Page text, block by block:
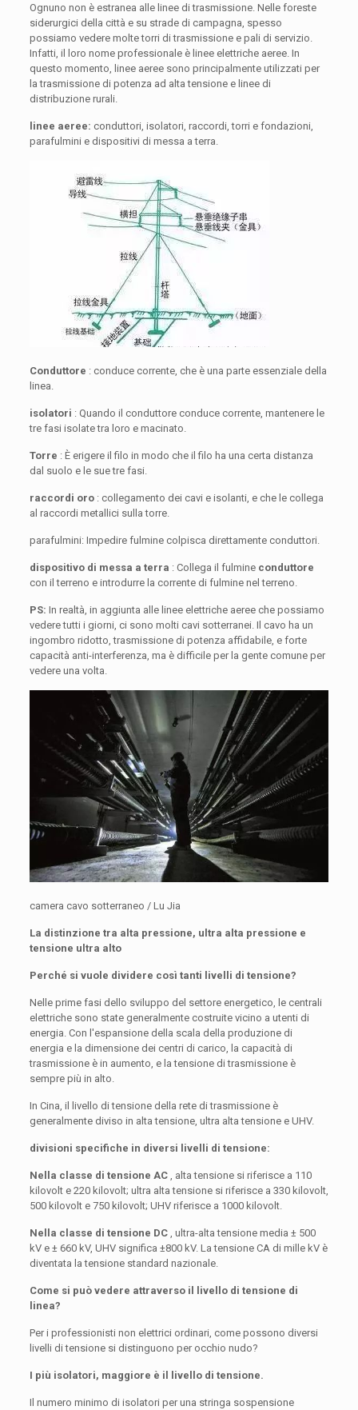
Ognuno non è estranea alle linee di trasmissione. Nelle foreste
siderurgici della città e su strade di campagna, spesso
possiamo vedere molte torri di trasmissione e pali di servizio.
Infatti, il loro nome professionale è linee elettriche aeree. In
questo momento, linee aeree sono principalmente utilizzati per
la trasmissione di potenza ad alta tensione e linee di
distribuzione rurali.
linee aeree: conduttori, isolatori, raccordi, torri e fondazioni,
parafulmini e dispositivi di messa a terra.
Conduttore : conduce corrente, che è una parte essenziale della
linea.
isolatori : Quando il conduttore conduce corrente, mantenere le
tre fasi isolate tra loro e macinato.
Torre : È erigere il filo in modo che il filo ha una certa distanza
dal suolo e le sue tre fasi.
raccordi oro: collegamento dei cavi e isolanti, e che le collega
al raccordi metallici sulla torre.
parafulmini: Impedire fulmine colpisca direttamente conduttori.
dispositivo di messa a terra : Collega il fulmine conduttore
con il terreno e introdurre la corrente di fulmine nel terreno.
PS: In realtà, in aggiunta alle linee elettriche aeree che possiamo
vedere tutti i giorni, ci sono molti cavi sotterranei. Il cavo ha un
ingombro ridotto, trasmissione di potenza affidabile, e forte
capacità anti-interferenza, ma è difficile per la gente comune per
vedere una volta.
camera cavo sotterraneo / Lu Jia
La distinzione tra alta pressione, ultra alta pressione e
tensione ultra alto
Perché si vuole dividere così tanti livelli di tensione?
Nelle prime fasi dello sviluppo del settore energetico, le centrali
elettriche sono state generalmente costruite vicino a utenti di
energia. Con l'espansione della scala della produzione di
energia e la dimensione dei centri di carico, la capacità di
trasmissione è in aumento, e la tensione di trasmissione è
sempre più in alto.
In Cina, il livello di tensione della rete di trasmissione è
generalmente diviso in alta tensione, ultra alta tensione e UHV.
divisioni specifiche in diversi livelli di tensione:
Nella classe di tensione AC, alta tensione si riferisce a 110
kilovolt e 220 kilovolt; ultra alta tensione si riferisce a 330 kilovolt,
500 kilovolt e 750 kilovolt; UHV riferisce a 1000 kilovolt.
Nella classe di tensione DC, ultra-alta tensione media ± 500
kV e ± 660 kV, UHV significa ±800 kV. La tensione CA di mille kV è
diventata la tensione standard nazionale.
Come si può vedere attraverso il livello di tensione di
linea?
Per i professionisti non elettrici ordinari, come possono diversi
livelli di tensione si distinguono per occhio nudo?
I più isolatori, maggiore è il livello di tensione.
Il numero minimo di isolatori per una stringa sospensione